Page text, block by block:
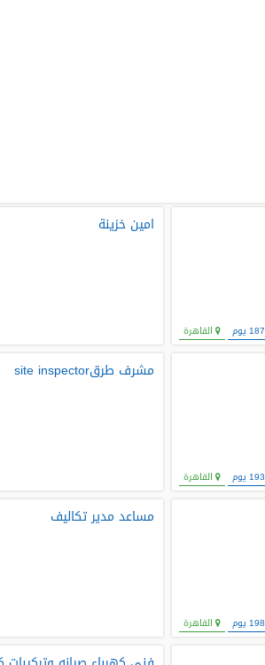
القاهرة
امين خزينة
القاهرة
مشرف طرقsite inspector
القاهرة
مساعد مدير تكاليف